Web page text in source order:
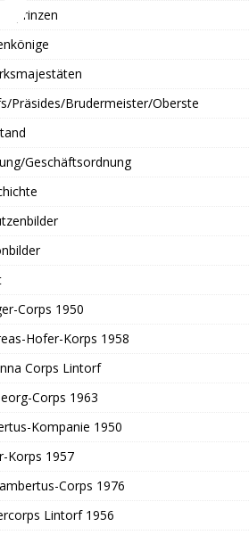
Präsides/Brudermeister/Oberste
Geschäftsordnung
Corps 1950
Hofer-Korps 1958
Corps Lintorf
Corps 1963
Kompanie 1950
Korps 1957
Corps 1976
Lintorf 1956